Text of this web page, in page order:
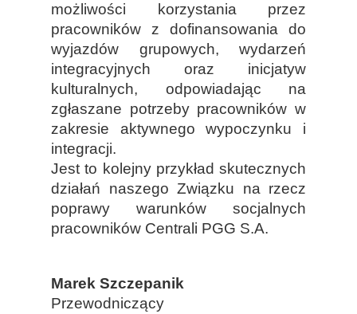
możliwości korzystania przez
pracowników z dofinansowania do
wyjazdów grupowych, wydarzeń
integracyjnych oraz inicjatyw
kulturalnych, odpowiadając na
zgłaszane potrzeby pracowników w
zakresie aktywnego wypoczynku i
integracji.
Jest to kolejny przykład skutecznych
działań naszego Związku na rzecz
poprawy warunków socjalnych
pracowników Centrali PGG S.A.
Marek Szczepanik
Przewodniczący